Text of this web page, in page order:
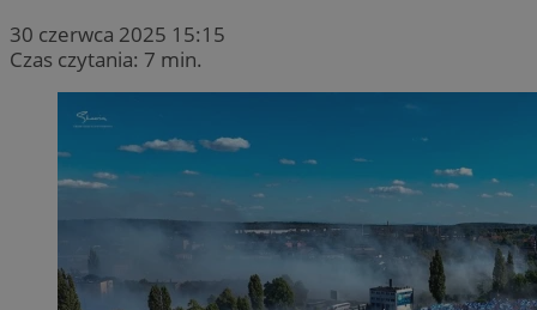
30 czerwca 2025 15:15
Czas czytania: 7 min.